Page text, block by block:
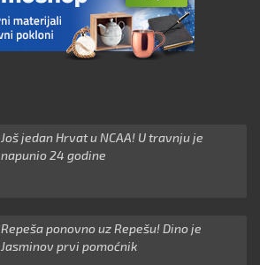
Još jedan Hrvat u NCAA! U travnju je
napunio 24 godine
Repeša ponovno uz Repešu! Dino je
Jasminov prvi pomoćnik